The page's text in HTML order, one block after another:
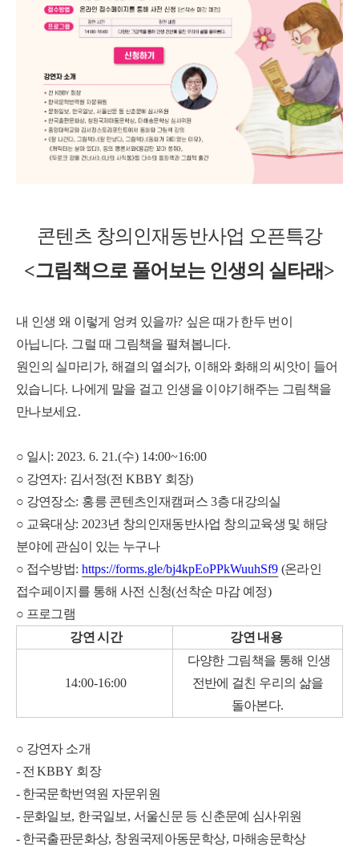
콘텐츠 창의인재동반사업 오픈특강
<그림책으로 풀어보는 인생의 실타래>
내 인생 왜 이렇게 엉켜 있을까? 싶은 때가 한두 번이
아닙니다. 그럴 때 그림책을 펼쳐봅니다.
원인의 실마리가, 해결의 열쇠가, 이해와 화해의 씨앗이 들어
있습니다. 나에게 말을 걸고 인생을 이야기해주는 그림책을
만나보세요.
○ 일시 : 2023. 6. 21.(수) 14:00~16:00
○ 강연자: 김서정(전 KBBY 회장)
○ 강연장소: 홍릉 콘텐츠인재캠퍼스 3층 대강의실
○ 교육대상: 2023년 창의인재동반사업 창의교육생 및 해당
분야에 관심이 있는 누구나
○ 접수방법:https://forms.gle/bj4kpEoPPkWuuhSf9 (온라인
접수페이지를 통해 사전 신청(선착순 마감 예정)
○ 프로그램
강연 시간
강연 내용
14:00-16:00
다양한 그림책을 통해 인생
전반에 걸친 우리의 삶을
돌아본다.
○ 강연자 소개
- 전KBBY 회장
- 한국문학번역원 자문위원
- 문화일보, 한국일보 , 서울신문 등 신춘문예 심사위원
- 한국출판문화상, 창원국제아동문학상, 마해송문학상